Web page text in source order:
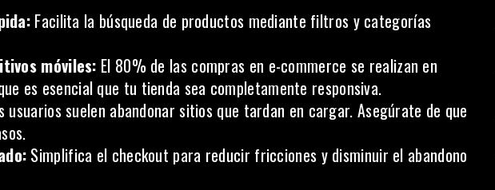
Facilita la búsqueda de productos mediante filtros y categorías
móviles: El 80% de las compras en e-commerce se realizan en
es esencial que tu tienda sea completamente responsiva.
usuarios suelen abandonar sitios que tardan en cargar. Asegúrate de que
Simplifica el checkout para reducir fricciones y disminuir el abandono